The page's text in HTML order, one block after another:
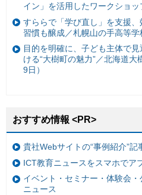
イン」を活用したワークショッ
すららで「学び直し」を支援
習慣も醸成／札幌山の手高等学
目的を明確に、子ども主体で
ける“大樹町の魅力”／北海道
9日）
おすすめ情報 <PR>
貴社Webサイトの“事例紹介”記
ICT教育ニュースをスマホでア
イベント・セミナー・体験会
ニュース